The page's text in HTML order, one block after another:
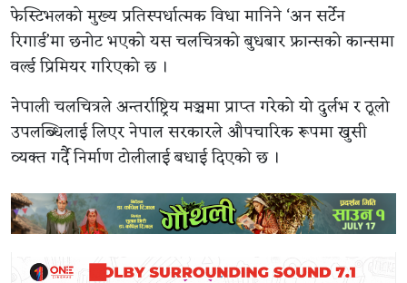
फेस्टिभलको मुख्य प्रतिस्पर्धात्मक विधा मानिने ‘अन सर्टेन
रिगार्ड’मा छनोट भएको यस चलचित्रको बुधबार फ्रान्सको कान्समा
वर्ल्ड प्रिमियर गरिएको छ ।
नेपाली चलचित्रले अन्तर्राष्ट्रिय मञ्चमा प्राप्त गरेको यो दुर्लभ र ठूलो
उपलब्धिलाई लिएर नेपाल सरकारले औपचारिक रूपमा खुसी
व्यक्त गर्दै निर्माण टोलीलाई बधाई दिएको छ ।